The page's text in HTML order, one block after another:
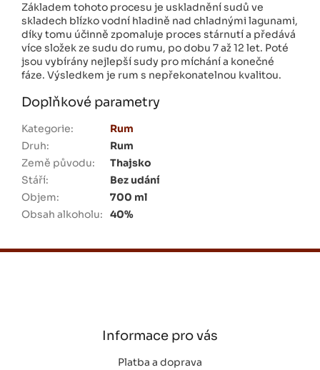
Základem tohoto procesu je uskladnění sudů ve
skladech blízko vodní hladině nad chladnými lagunami,
díky tomu účinně zpomaluje proces stárnutí a předává
více složek ze sudu do rumu, po dobu 7 až 12 let. Poté
jsou vybírány nejlepší sudy pro míchání a konečné
fáze. Výsledkem je rum s nepřekonatelnou kvalitou.
Doplňkové parametry
Kategorie:
Rum
Druh:
Rum
Země původu:
Thajsko
Stáří:
Bez udání
Objem:
700 ml
Obsah alkoholu: 40%
Z
Informace pro vás
Platba a doprava